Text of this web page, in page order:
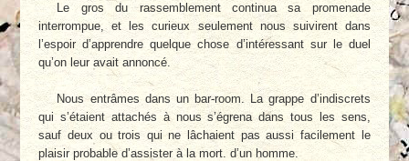
Le gros du rassemblement continua sa promenade
interrompue, et les curieux seulement nous suivirent dans
l’espoir d’apprendre quelque chose d’intéressant sur le duel
qu’on leur avait annoncé.
Nous entrâmes dans un bar-room. La grappe d’indiscrets
qui s’étaient attachés à nous s’égrena dans tous les sens,
sauf deux ou trois qui ne lâchaient pas aussi facilement le
plaisir probable d’assister à la mort. d’un homme.